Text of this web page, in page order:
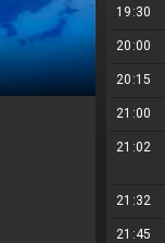
19:30
20:00
20:15
21:00
21:02
21:32
21:45